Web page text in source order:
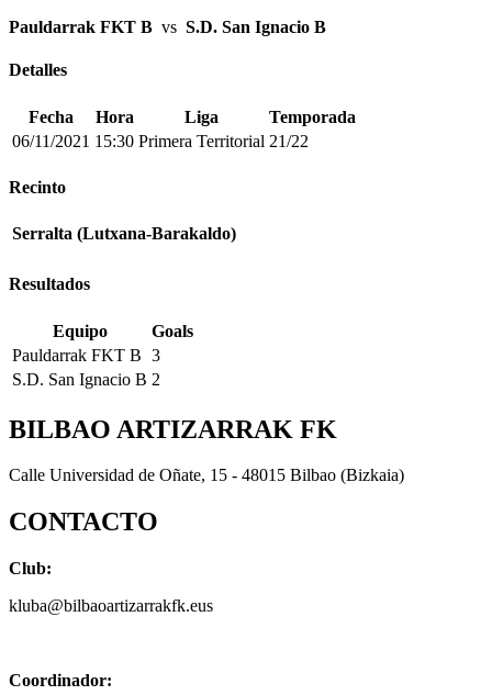
Pauldarrak FKT B vs S.D. San Ignacio B
Detalles
Fecha Hora Liga
Temporada
06/11/2021 15:30 Primera Territorial 21/22
Recinto
Serralta (Lutxana-Barakaldo)
Resultados
Equipo
Goals
Pauldarrak FKT B 3
S.D. San Ignacio B 2
BILBAO ARTIZARRAK FK
Calle Universidad de Oñate, 15 - 48015 Bilbao (Bizkaia)
CONTACTO
Club:
kluba@bilbaoartizarrakfk.eus
Coordinador: